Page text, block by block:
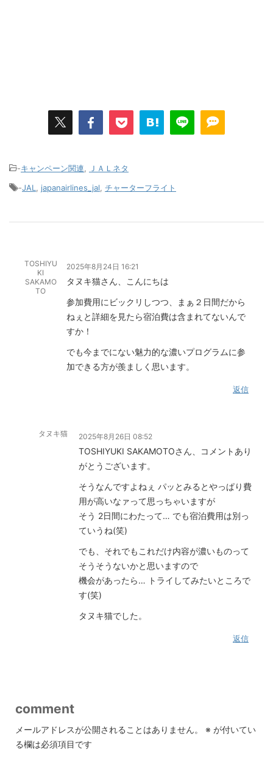
-キャンペーン関連
ＪＡＬネタ
-JAL japanairlines_jal チャーターフライト
TOSHIYU
KI
SAKAMO
TO
2025年8月24日 16:21
タヌキ猫さん、こんにちは
参加費用にビックリしつつ、まぁ２日間だから
ねぇと詳細を見たら宿泊費は含まれてないんで
すか！
でも今までにない魅力的な濃いプログラムに参
加できる方が羨ましく思います。
返信
タヌキ猫 2025年8月26日 08:52
TOSHIYUKI SAKAMOTOさん、コメントあり
がとうございます。
そうなんですよねぇ パッとみるとやっぱり費
用が高いなァって思っちゃいますが
そう 2日間にわたって… でも宿泊費用は別っ
ていうね(笑)
でも、それでもこれだけ内容が濃いものって
そうそうないかと思いますので
機会があったら… トライしてみたいところで
す(笑)
タヌキ猫でした。
返信
comment
メールアドレスが公開されることはありません。 ※ が付いてい
る欄は必須項目です